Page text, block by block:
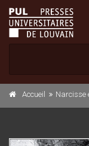
Accueil Narcisse